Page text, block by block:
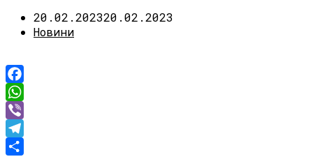
20.02.202320.02.2023
Новини
Facebook
WhatsApp
Viber
Telegram